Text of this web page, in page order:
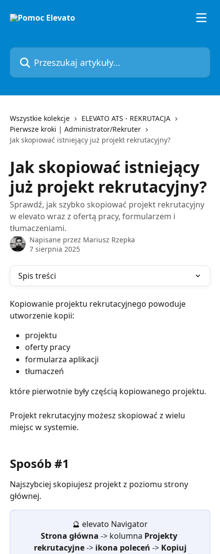
Przeszukaj artykuły...
Wszystkie kolekcje
ELEVATO ATS - REKRUTACJA
Pierwsze kroki | Administrator/Rekruter
Jak skopiować istniejący już projekt rekrutacyjny?
Jak skopiować istniejący
już projekt rekrutacyjny?
Sprawdź, jak szybko skopiować projekt rekrutacyjny
w elevato wraz z ofertą pracy, formularzem i
tłumaczeniami.
Napisane przez Mariusz Rzepka
7 sierpnia 2025
Spis treści
Kopiowanie projektu rekrutacyjnego powoduje
utworzenie kopii:
projektu
oferty pracy
formularza aplikacji
tłumaczeń
które pierwotnie były częścią kopiowanego projektu.
Projekt rekrutacyjny możesz skopiować z wielu
miejsc w systemie.
Sposób #1
Najszybciej skopiujesz projekt z poziomu strony
głównej.
🔮 elevato Navigator
Strona główna -> kolumna Projekty
rekrutacyjne -> ikona poleceń -> Kopiuj